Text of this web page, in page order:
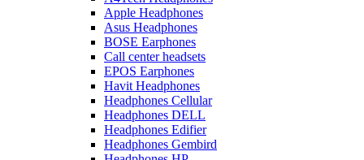
Apple Headphones
Asus Headphones
BOSE Earphones
Call center headsets
EPOS Earphones
Havit Headphones
Headphones Cellular
Headphones DELL
Headphones Edifier
Headphones Gembird